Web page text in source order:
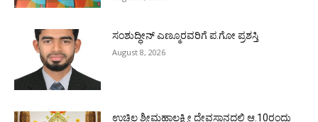
ಸಂಶುದ್ಧೀನ್ ಎಣ್ಮೂರವರಿಗೆ ಪ.ಗೋ ಪ್ರಶಸ್ತಿ
August 8, 2026
ಉಚ್ಚಿಲ ಶ್ರೀಮಹಾಲಕ್ಷ್ಮೀ ದೇವಸ್ಥಾನದಲ್ಲಿ ಆ.10ರಂದು